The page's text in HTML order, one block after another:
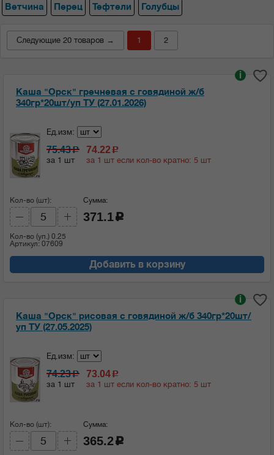
Ветчина
Перец Тефтели Голубцы
Следующие 20 товаров → 1 2
Каша "Орск" гречневая с говядиной ж/б
340гр*20шт/уп ТУ (27.01.2026)
i
Ед.изм:
75.43c
за 1 шт
74.22 c
за 1 шт если кол-во кратно: 5 шт
Кол-во (шт):
Кол-во (уп.) 0.25
Артикул: 07609
Сумма:
371.1 c
Добавить в корзину
Каша "Орск" рисовая с говядиной ж/б 340гр*20шт/
уп ТУ (27.05.2025)
i
Ед.изм:
74.23c
за 1 шт
73.04c
за 1 шт если кол-во кратно: 5 шт
Кол-во (шт): Сумма:
365.2 c